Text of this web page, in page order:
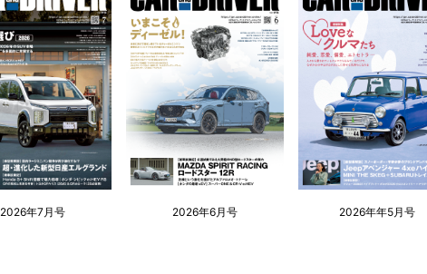
2026年7月号 2026年6月号 2026年年5月号